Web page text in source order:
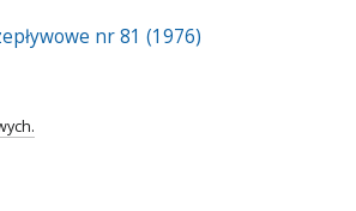
nr 81 (1976)